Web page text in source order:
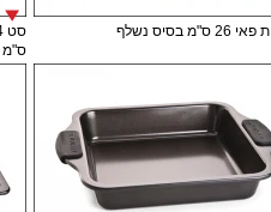
בסיס נשלף
ס"מ